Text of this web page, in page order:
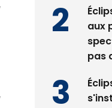
pas